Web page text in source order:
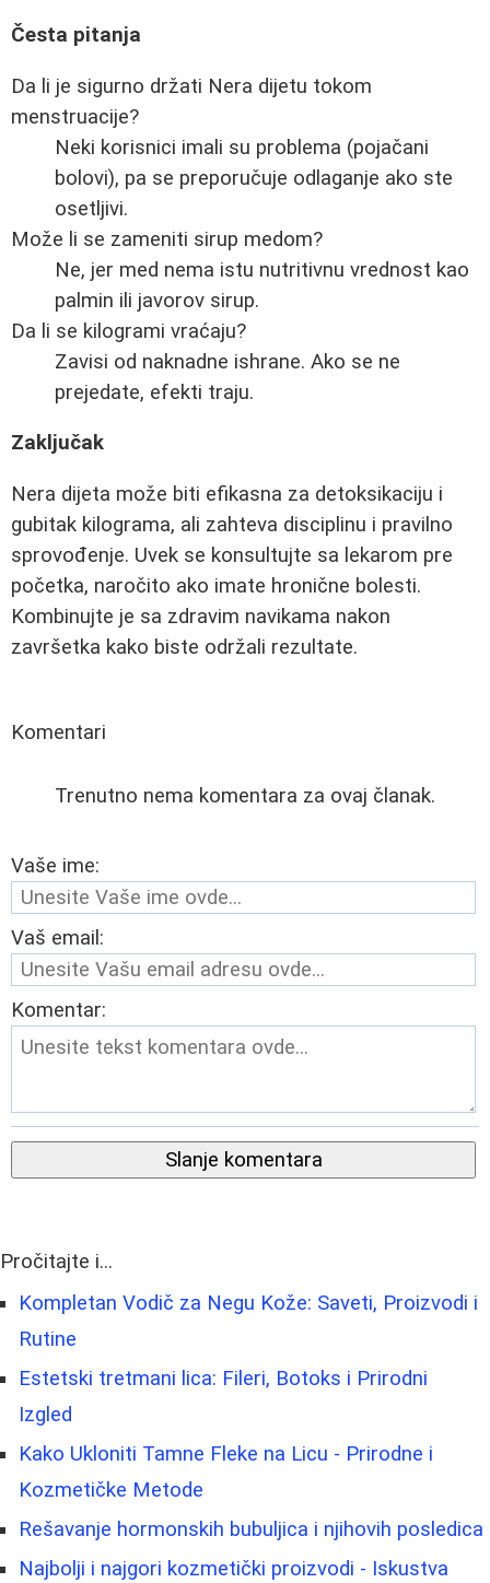
Česta pitanja
Da li je sigurno držati Nera dijetu tokom
menstruacije?
Neki korisnici imali su problema (pojačani
bolovi), pa se preporučuje odlaganje ako ste
osetljivi.
Može li se zameniti sirup medom?
Ne, jer med nema istu nutritivnu vrednost kao
palmin ili javorov sirup.
Da li se kilogrami vraćaju?
Zavisi od naknadne ishrane. Ako se ne
prejedate, efekti traju.
Zaključak
Nera dijeta može biti efikasna za detoksikaciju i
gubitak kilograma, ali zahteva disciplinu i pravilno
sprovođenje. Uvek se konsultujte sa lekarom pre
početka, naročito ako imate hronične bolesti.
Kombinujte je sa zdravim navikama nakon
završetka kako biste održali rezultate.
Komentari
Trenutno nema komentara za ovaj članak.
Vaše ime:
Vaš email:
Komentar:
Slanje komentara
Pročitajte i...
Kompletan Vodič za Negu Kože: Saveti, Proizvodi i
Rutine
Estetski tretmani lica: Fileri, Botoks i Prirodni
Izgled
Kako Ukloniti Tamne Fleke na Licu - Prirodne i
Kozmetičke Metode
Rešavanje hormonskih bubuljica i njihovih posledica
Najbolji i najgori kozmetički proizvodi - Iskustva